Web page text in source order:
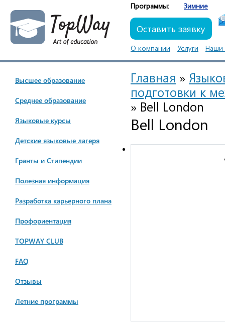
Программы: Зимние
Оставить заявку
О компании Услуги Наши
Высшее образование
Cреднее образование
Языковые курсы
Детские языковые лагеря
Гранты и Стипендии
Полезная информация
Разработка карьерного плана
Профориентация
TOPWAY CLUB
FAQ
Отзывы
Летние программы
Главная »
подготовки к
» Bell London
Bell London